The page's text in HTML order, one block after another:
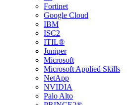
Fortinet
Google Cloud
IBM
ISC2
ITIL®
Juniper
Microsoft
Microsoft Applied Skills
NetApp
NVIDIA
Palo Alto